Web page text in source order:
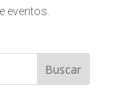
eventos.
Buscar